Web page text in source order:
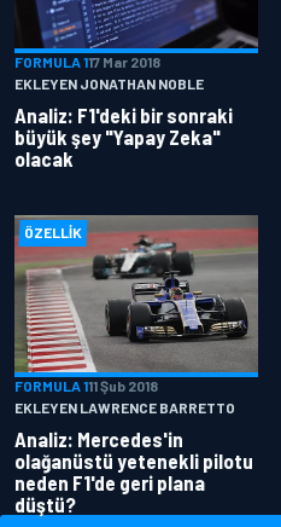
FORMULA 117 Mar 2018
EKLEYEN JONATHAN NOBLE
Analiz: F1'deki bir sonraki
büyük şey "Yapay Zeka"
olacak
ÖZELLIK
FORMULA 111 Şub 2018
EKLEYEN LAWRENCE BARRETTO
Analiz: Mercedes'in
olağanüstü yetenekli pilotu
neden F1'de geri plana
düştü?